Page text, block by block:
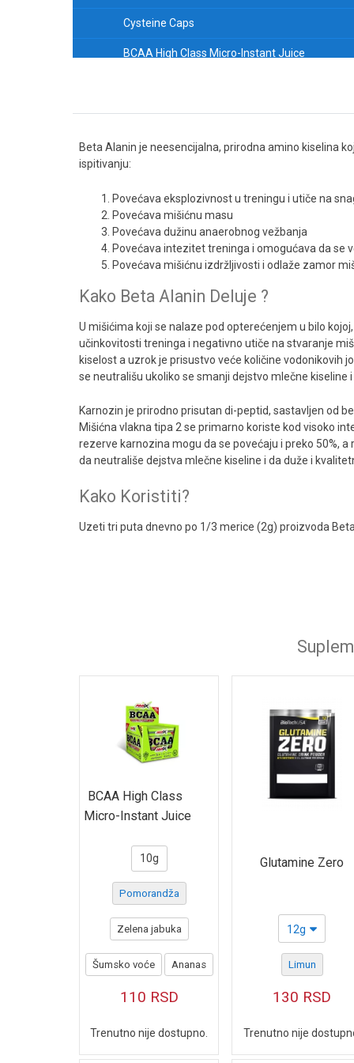
Cysteine Caps
BCAA High Class Micro-Instant Juice
GABA-Plus
DMAE Caps
Mega Taurine Caps
NAC (N-Acetyl-Cysteine)
Tyrosine Caps
PHENYLALANINE
5-HTP
Beta Pak
Anticatabolic pak
Amino Acid Liquid
Bcaa 8500
Amino 8400
L-Glutamine
L-Glutamine Instant
L-Tyrosine
Glutamine Zero
100% L-GLUTAMINE
BCAA ZERO FLASH
100% BCAA 2:1:1
LIQUID BCAA
Beta Alanin je neesencijalna, prirodna amino kiselina
ispitivanju:
Povećava eksplozivnost u treningu i utiče na
Povećava mišićnu masu
Povećava dužinu anaerobnog vežbanja
Povećava intezitet treninga i omogućava da se
Povećava mišićnu izdržljivosti i odlaže zamor
Kako Beta Alanin Deluje ?
U mišićima koji se nalaze pod opterećenjem u bilo
učinkovitosti treninga i negativno utiče na stvaranje
kiselost a uzrok je prisustvo veće količine vodonikovih
se neutrališu ukoliko se smanji dejstvo mlečne
Karnozin je prirodno prisutan di-peptid, sastavljen od
Mišićna vlakna tipa 2 se primarno koriste kod visoko
rezerve karnozina mogu da se povećaju i preko 50%,
da neutrališe dejstva mlečne kiseline i da duže i
Kako Koristiti?
Uzeti tri puta dnevno po 1/3 merice (2g) proizvoda
BCAA High Class
Micro-Instant Juice
10g
Pomorandža
Zelena jabuka
Šumsko voće Ananas
110 RSD
Trenutno nije dostupno.
Glutamine Zero
12g
Limun
130 RSD
Trenutno nije